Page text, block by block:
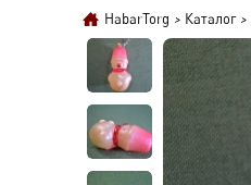
HabarTorg > Каталог >